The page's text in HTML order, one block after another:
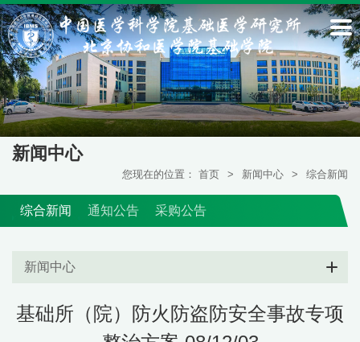
新闻中心
您现在的位置： 首页 > 新闻中心 > 综合新闻
综合新闻 通知公告 采购公告
新闻中心
基础所（院）防火防盗防安全事故专项